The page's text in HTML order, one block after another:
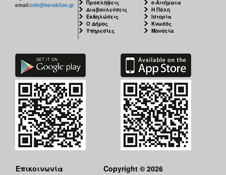
email:info@heraklion.gr
Προσλήψεις
Διαβουλεύσεις
Εκδηλώσεις
Ο Δήμος
Υπηρεσίες
e-Αιτήματα
Η Πόλη
Ιστορία
Κνωσός
Μουσεία
Επικοινωνία
Copyright © 2026